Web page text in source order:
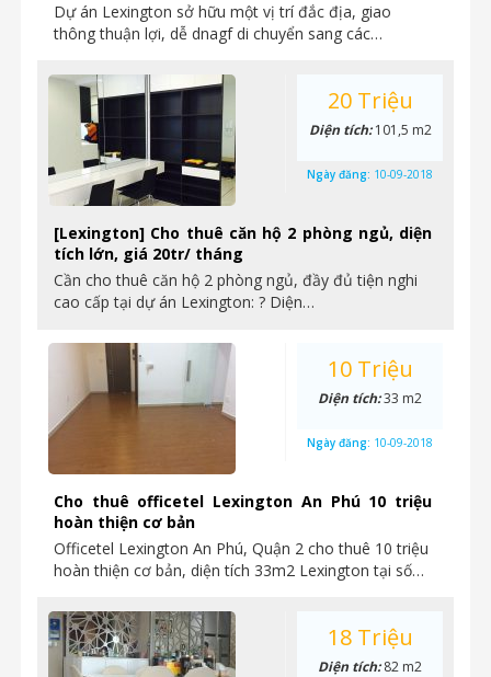
Dự án Lexington sở hữu một vị trí đắc địa, giao
thông thuận lợi, dễ dnagf di chuyển sang các…
[Lexington] Cho thuê căn hộ 2 phòng ngủ, diện
tích lớn, giá 20tr/ tháng
Cần cho thuê căn hộ 2 phòng ngủ, đầy đủ tiện nghi
cao cấp tại dự án Lexington: ? Diện…
20 Triệu
Diện tích:101,5 m2
Ngày đăng: 10-09-2018
Cho thuê officetel Lexington An Phú 10 triệu
hoàn thiện cơ bản
Officetel Lexington An Phú, Quận 2 cho thuê 10 triệu
hoàn thiện cơ bản, diện tích 33m2 Lexington tại số…
10 Triệu
Diện tích:33 m2
Ngày đăng: 10-09-2018
18 Triệu
Diện tích:82 m2